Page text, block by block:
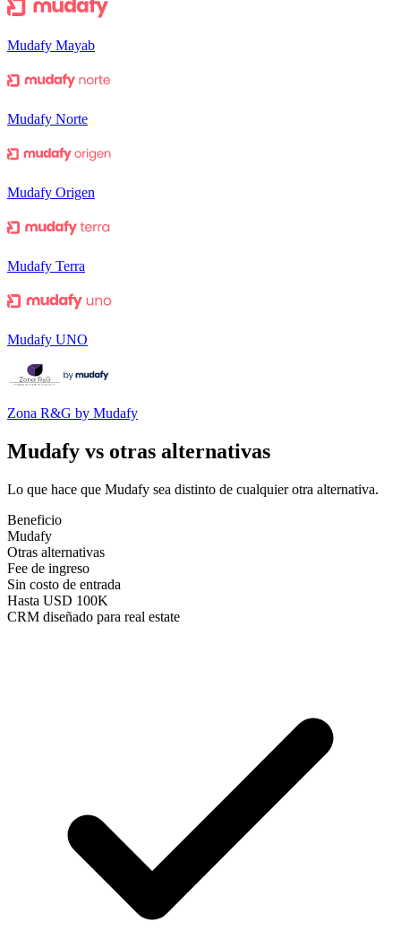
Mudafy Mayab
Mudafy Norte
Mudafy Origen
Mudafy Terra
Mudafy UNO
Zona R&G by Mudafy
Mudafy vs otras alternativas
Lo que hace que Mudafy sea distinto de cualquier otra alternativa.
Beneficio
Mudafy
Otras alternativas
Fee de ingreso
Sin costo de entrada
Hasta USD 100K
CRM diseñado para real estate